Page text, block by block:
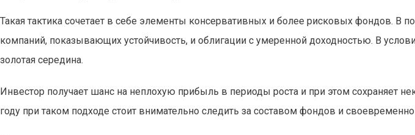
Такая тактика сочетает в себе элементы консервативных и более рисковых фондов. В
компаний, показывающих устойчивость, и облигации с умеренной доходностью. В
золотая середина.
Инвестор получает шанс на неплохую прибыль в периоды роста и при этом сохраняет
году при таком подходе стоит внимательно следить за составом фондов и